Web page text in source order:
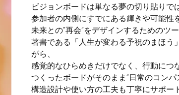
ビジョンボードは単なる夢の切り貼りで
参加者の内側にすでにある輝きや可能性
未来との“再会”をデザインするためのツ
著書である「人生が変わる予祝のまほう
がら、
感覚的なひらめきだけでなく、行動につ
つくったボードがそのまま“日常のコン
構造設計や使い方の工夫も丁寧にサポー